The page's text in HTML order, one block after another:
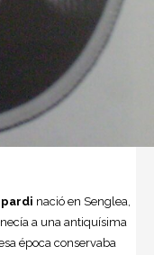
nació en Senglea,
a una antiquísima
época conservaba